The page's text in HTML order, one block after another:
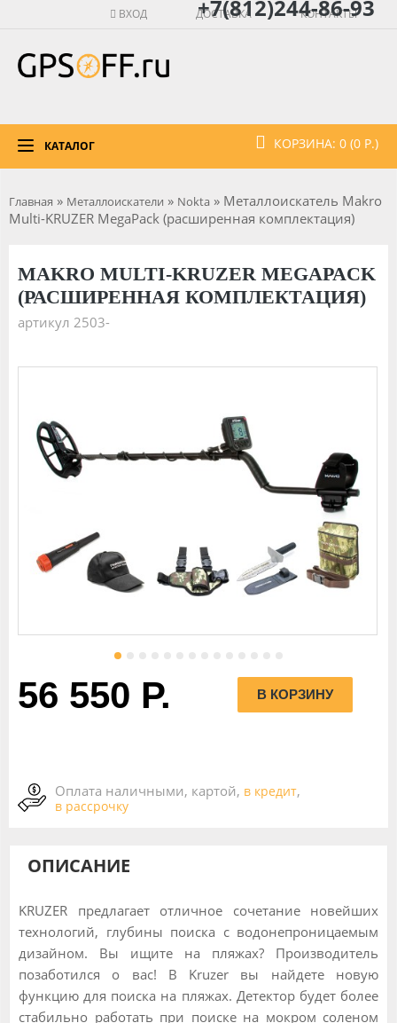
КОНТАКТЫ
ДОСТАВКА
ВХОД +7(812)244-86-93
КОРЗИНА: 0 (0 Р.)
КАТАЛОГ
Главная » Металлоискатели » Nokta » Металлоискатель Makro
Multi-KRUZER MegaPack (расширенная комплектация)
MAKRO MULTI-KRUZER MEGAPACK
(РАСШИРЕННАЯ КОМПЛЕКТАЦИЯ)
артикул 2503-
56 550 Р.
Оплата наличными, картой, в кредит,
в рассрочку
ОПИСАНИЕ
KRUZER предлагает отличное сочетание новейших
технологий, глубины поиска с водонепроницаемым
дизайном. Вы ищите на пляжах? Производитель
позаботился о вас! В Kruzer вы найдете новую
функцию для поиска на пляжах. Детектор будет более
стабильно работать при поиске на мокром соленом